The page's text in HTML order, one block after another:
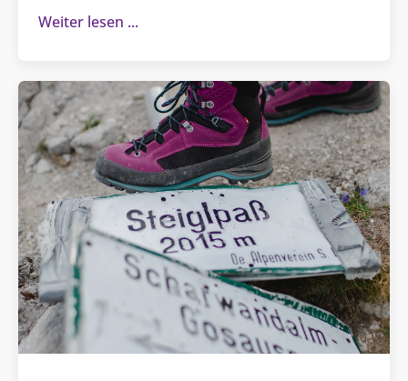
Weiter lesen